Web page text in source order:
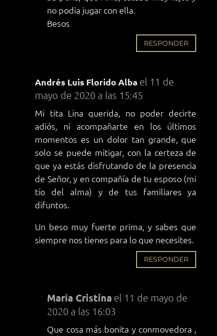
no podia jugar con ella.
Besos
RESPONDER
Andrés Luis Florido Alba el 11 de
mayo de 2020 a las 15:45
Mi tita Lina querida, no poder decirte
adiós, ni acompañarte en los últimos
momentos es un dolor tan grande, que
solo se puede mitigar, con la certeza de
que ya estás disfrutando de la presencia
de Señor, y en compañía de tu esposo (mi
tío del alma) y de tus familiares ya
difuntos.
Un beso muy fuerte prima, y sabes que
siempre nos tienes para lo que necesites.
RESPONDER
María Cristina el 11 de mayo de
2020 a las 16:03
Que cosa más bonita y conmovedora ,